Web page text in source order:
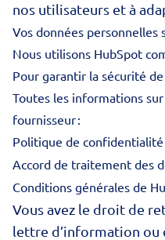
nos utilisateurs et à
Vos données personnelles
Nous utilisons HubSpot
Pour garantir la sécurité
Toutes les informations
fournisseur :
Politique de
Accord de traitement des
Conditions générales de
Vous avez le droit de
lettre d’information ou